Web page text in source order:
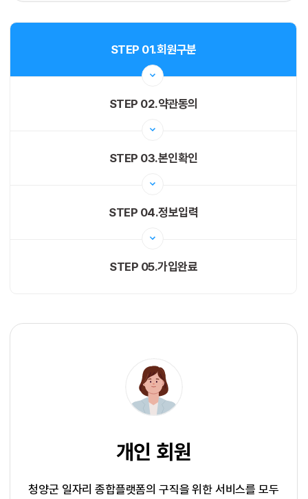
STEP 01.회원구분
STEP 02.약관동의
STEP 03.본인확인
STEP 04.정보입력
STEP 05.가입완료
개인 회원
청양군 일자리 종합플랫폼의 구직을 위한 서비스를 모두